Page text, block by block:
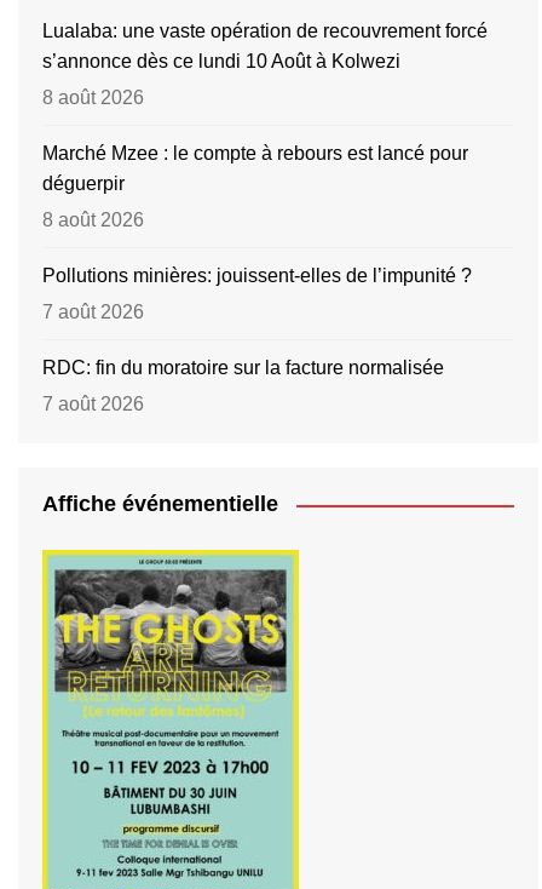
Lualaba: une vaste opération de recouvrement forcé
s’annonce dès ce lundi 10 Août à Kolwezi
8 août 2026
Marché Mzee : le compte à rebours est lancé pour
déguerpir
8 août 2026
Pollutions minières: jouissent-elles de l’impunité ?
7 août 2026
RDC: fin du moratoire sur la facture normalisée
7 août 2026
Affiche événementielle